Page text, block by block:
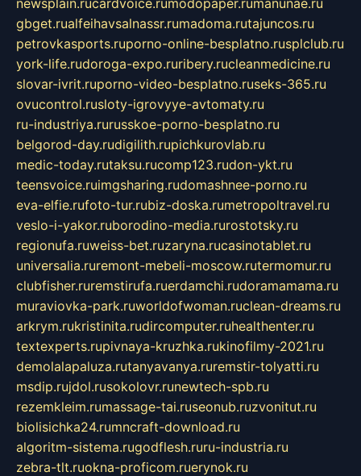
gbget.rualfeihavsalnassr.rumadoma.rutajuncos.ru
petrovkasports.ruporno-online-besplatno.rusplclub.ru
york-life.rudoroga-expo.ruribery.rucleanmedicine.ru
slovar-ivrit.ruporno-video-besplatno.ruseks-365.ru
ovucontrol.rusloty-igrovyye-avtomaty.ru
ru-industriya.rurusskoe-porno-besplatno.ru
belgorod-day.rudigilith.rupichkurovlab.ru
medic-today.rutaksu.rucomp123.rudon-ykt.ru
teensvoice.ruimgsharing.rudomashnee-porno.ru
eva-elfie.rufoto-tur.rubiz-doska.rumetropoltravel.ru
veslo-i-yakor.ruborodino-media.rurostotsky.ru
regionufa.ruweiss-bet.ruzaryna.rucasinotablet.ru
universalia.ruremont-mebeli-moscow.rutermomur.ru
clubfisher.ruremstirufa.ruerdamchi.rudoramamama.ru
muraviovka-park.ruworldofwoman.ruclean-dreams.ru
arkrym.rukristinita.rudircomputer.ruhealthenter.ru
textexperts.rupivnaya-kruzhka.rukinofilmy-2021.ru
demolalapaluza.rutanyavanya.ruremstir-tolyatti.ru
msdip.rujdol.rusokolovr.runewtech-spb.ru
rezemkleim.rumassage-tai.ruseonub.ruzvonitut.ru
biolisichka24.rumncraft-download.ru
algoritm-sistema.rugodflesh.ruru-industria.ru
zebra-tlt.ruokna-proficom.ruerynok.ru